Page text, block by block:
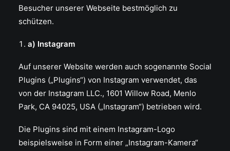
Besucher unserer Webseite bestmöglich zu
schützen.
a) Instagram
Auf unserer Website werden auch sogenannte Social
Plugins („Plugins“) von Instagram verwendet, das
von der Instagram LLC., 1601 Willow Road, Menlo
Park, CA 94025, USA („Instagram“) betrieben wird.
Die Plugins sind mit einem Instagram-Logo
beispielsweise in Form einer „Instagram-Kamera“